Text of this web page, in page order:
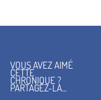
Christian
VOUS AVEZ AIMÉ
CETTE
CHRONIQUE ?
PARTAGEZ-LA...